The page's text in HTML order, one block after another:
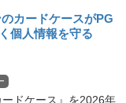
カードケースがPG
個人情報を守る
ドケース』を2026年